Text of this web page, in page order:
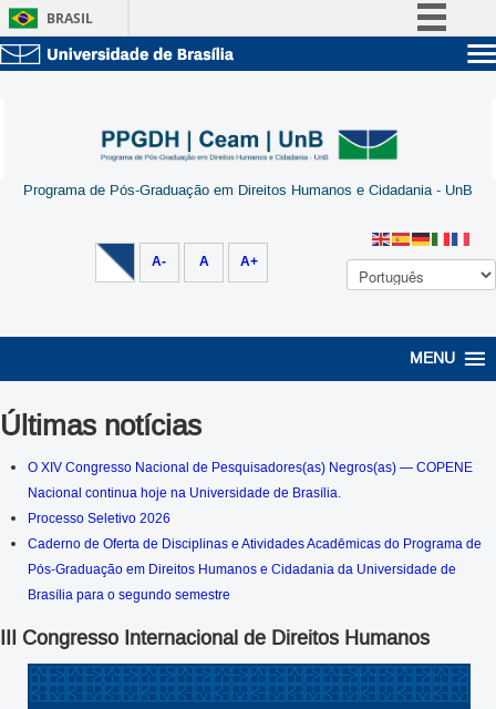
BRASIL
Acesso à informação
Legislação
Canais
Estude na UnB
Administração
Programa de Pós-Graduação em Direitos Humanos e Cidadania - UnB
A- A A+
MENU
Últimas notícias
O XIV Congresso Nacional de Pesquisadores(as) Negros(as) — COPENE
Nacional continua hoje na Universidade de Brasília.
Processo Seletivo 2026
Caderno de Oferta de Disciplinas e Atividades Acadêmicas do Programa de
Pós-Graduação em Direitos Humanos e Cidadania da Universidade de
Brasília para o segundo semestre
III Congresso Internacional de Direitos Humanos